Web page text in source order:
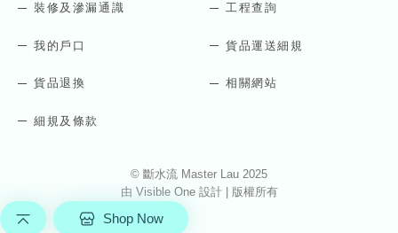
裝修及滲漏通識 工程查詢
我的戶口 貨品運送細規
貨品退換 相關網站
細規及條款
© 斷水流 Master Lau 2025
由 Visible One 設計 | 版權所有
Shop Now